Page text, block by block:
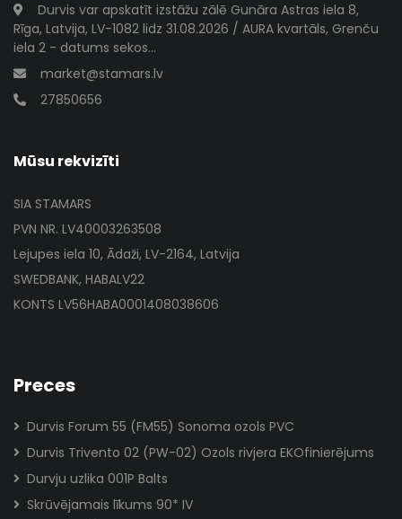
Durvis var apskatīt izstāžu zālē Gunāra Astras iela 8,
Rīga, Latvija, LV-1082 lidz 31.08.2026 / AURA kvartāls, Grenču
iela 2 - datums sekos...
market@stamars.lv
27850656
Mūsu rekvizīti
SIA STAMARS
PVN NR. LV40003263508
Lejupes iela 10, Ādaži, LV-2164, Latvija
SWEDBANK, HABALV22
KONTS LV56HABA0001408038606
Preces
Durvis Forum 55 (FM55) Sonoma ozols PVC
Durvis Trivento 02 (PW-02) Ozols rivjera EKOfinierējums
Durvju uzlika 001P Balts
Skrūvējamais līkums 90* IV